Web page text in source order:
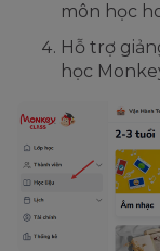
môn học
Hỗ trợ
học